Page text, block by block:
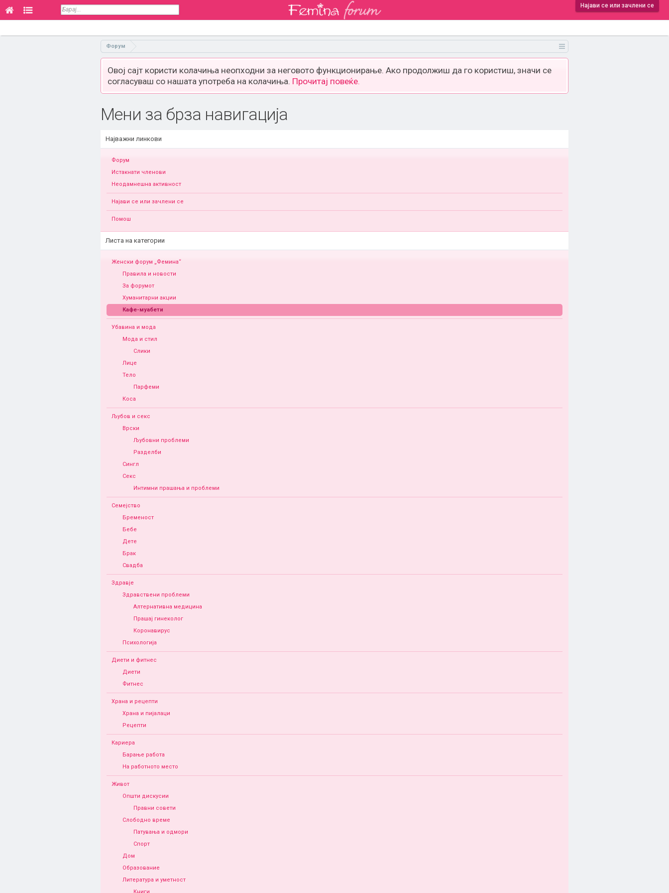
Најави се или зачлени се
Форум
Овој сајт користи колачиња неопходни за неговото функционирање. Ако продолжиш да го користиш, значи се
согласуваш со нашата употреба на колачиња. Прочитај повеќе.
Мени за брза навигација
Најважни линкови
Форум
Истакнати членови
Неодамнешна активност
Најави се или зачлени се
Помош
Листа на категории
Женски форум „Фемина“
Правила и новости
За форумот
Хуманитарни акции
Кафе-муабети
Убавина и мода
Мода и стил
Слики
Лице
Тело
Парфеми
Коса
Љубов и секс
Врски
Љубовни проблеми
Разделби
Сингл
Секс
Интимни прашања и проблеми
Семејство
Бременост
Бебе
Дете
Брак
Свадба
Здравје
Здравствени проблеми
Алтернативна медицина
Прашај гинеколог
Коронавирус
Психологија
Диети и фитнес
Диети
Фитнес
Храна и рецепти
Храна и пијалаци
Рецепти
Кариера
Барање работа
На работното место
Живот
Општи дискусии
Правни совети
Слободно време
Патувања и одмори
Спорт
Дом
Образование
Литература и уметност